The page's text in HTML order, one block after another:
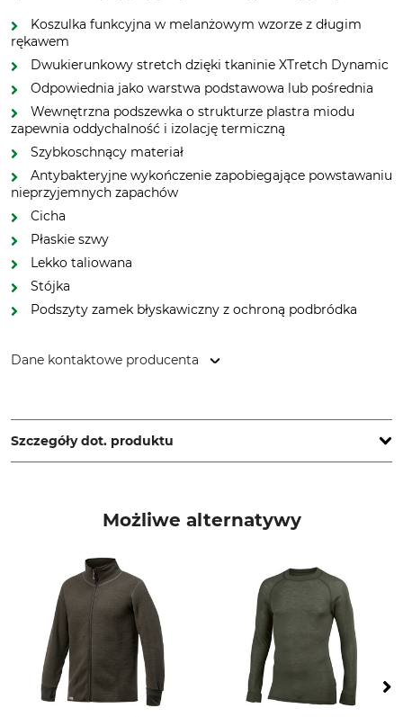
Koszulka funkcyjna w melanżowym wzorze z długim
rękawem
Dwukierunkowy stretch dzięki tkaninie XTretch Dynamic
Odpowiednia jako warstwa podstawowa lub pośrednia
Wewnętrzna podszewka o strukturze plastra miodu
zapewnia oddychalność i izolację termiczną
Szybkoschnący materiał
Antybakteryjne wykończenie zapobiegające powstawaniu
nieprzyjemnych zapachów
Cicha
Płaskie szwy
Lekko taliowana
Stójka
Podszyty zamek błyskawiczny z ochroną podbródka
Dane kontaktowe producenta
www.hart-outdoor.com
Szczegóły dot. produktu
4% Elastan
Pranie
Pranie kolorowe 30°
Wybielanie
Nie wybielać
Suszenie
Nie suszyć w suszarce
Prasowanie
Nie prasować
Możliwe alternatywy